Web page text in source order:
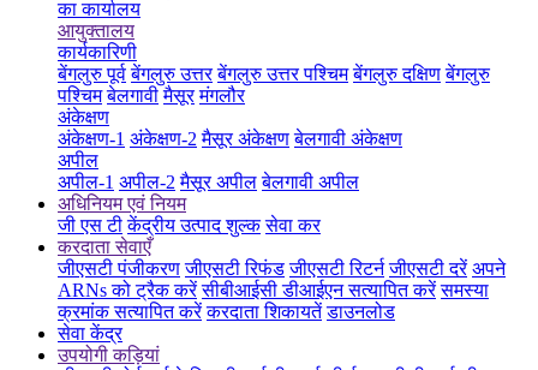
का कार्यालय
आयुक्तालय
कार्यकारिणी
बेंगलुरु पूर्व बेंगलुरु उत्तर बेंगलुरु उत्तर पश्चिम बेंगलुरु दक्षिण बेंगलुरु
पश्चिम बेलगावी मैसूर मंगलौर
अंकेक्षण
अंकेक्षण-1 अंकेक्षण-2 मैसूर अंकेक्षण बेलगावी अंकेक्षण
अपील
अपील-1 अपील-2 मैसूर अपील बेलगावी अपील
अधिनियम एवं नियम
जी एस टी केंद्रीय उत्पाद शुल्क सेवा कर
करदाता सेवाएँ
जीएसटी पंजीकरण जीएसटी रिफंड जीएसटी रिटर्न जीएसटी दरें अपने
ARNs को ट्रैक करें सीबीआईसी डीआईएन सत्यापित करें समस्या
क्रमांक सत्यापित करें करदाता शिकायतें डाउनलोड
सेवा केंद्र
उपयोगी कड़ियां